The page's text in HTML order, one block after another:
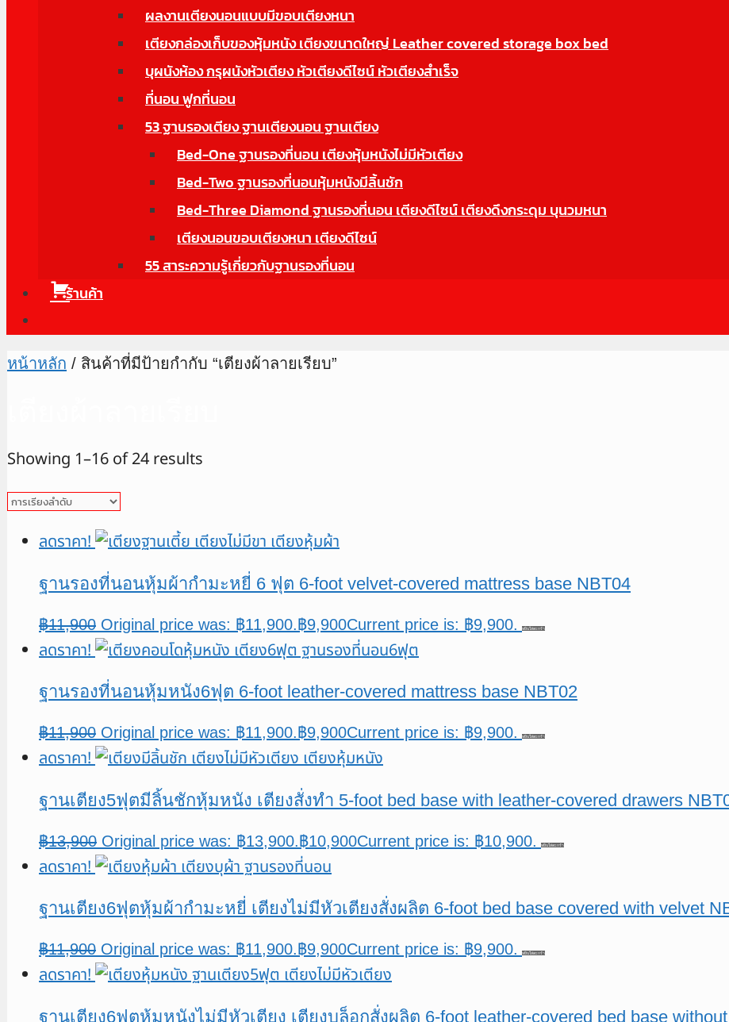
ผลงานเตียงนอนแบบมีขอบเตียงหนา
เตียงกล่องเก็บของหุ้มหนัง เตียงขนาดใหญ่ Leather covered storage box bed
บุผนังห้อง กรุผนังหัวเตียง หัวเตียงดีไซน์ หัวเตียงสำเร็จ
ที่นอน ฟูกที่นอน
53 ฐานรองเตียง ฐานเตียงนอน ฐานเตียง
Bed-One ฐานรองที่นอน เตียงหุ้มหนังไม่มีหัวเตียง
Bed-Two ฐานรองที่นอนหุ้มหนังมีลิ้นชัก
Bed-Three Diamond ฐานรองที่นอน เตียงดีไซน์ เตียงดึงกระดุม บุนวมหนา
เตียงนอนขอบเตียงหนา เตียงดีไซน์
55 สาระความรู้เกี่ยวกับฐานรองที่นอน
ร้านค้า
หน้าหลัก / สินค้าที่มีป้ายกำกับ “เตียงผ้าลายเรียบ”
Showing 1–16 of 24 results
ลดราคา!
ฐานรองที่นอนหุ้มผ้ากำมะหยี่ 6 ฟุต 6-foot velvet-covered mattress base NBT04
฿11,900 Original price was: ฿11,900.฿9,900Current price is: ฿9,900. หยิบใส่ตะกร้า
ลดราคา!
ฐานรองที่นอนหุ้มหนัง6ฟุต 6-foot leather-covered mattress base NBT02
฿11,900 Original price was: ฿11,900.฿9,900Current price is: ฿9,900. หยิบใส่ตะกร้า
ลดราคา!
ฐานเตียง5ฟุตมีลิ้นชักหุ้มหนัง เตียงสั่งทำ 5-foot bed base with leather-covered drawers
฿13,900 Original price was: ฿13,900.฿10,900Current price is: ฿10,900. หยิบใส่ตะกร้า
ลดราคา!
ฐานเตียง6ฟุตหุ้มผ้ากำมะหยี่ เตียงไม่มีหัวเตียงสั่งผลิต 6-foot bed base covered with velvet
฿11,900 Original price was: ฿11,900.฿9,900Current price is: ฿9,900. หยิบใส่ตะกร้า
ลดราคา!
ฐานเตียง6ฟุตหุ้มหนังไม่มีหัวเตียง เตียงบล็อกสั่งผลิต 6-foot leather-covered bed base